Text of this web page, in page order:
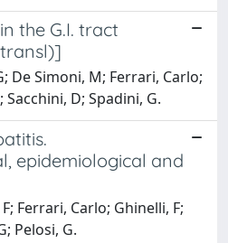
the G.I. tract
De Simoni, M; Ferrari, Carlo;
D; Spadini, G.
epidemiological and
Ferrari, Carlo; Ghinelli, F;
Pelosi, G.